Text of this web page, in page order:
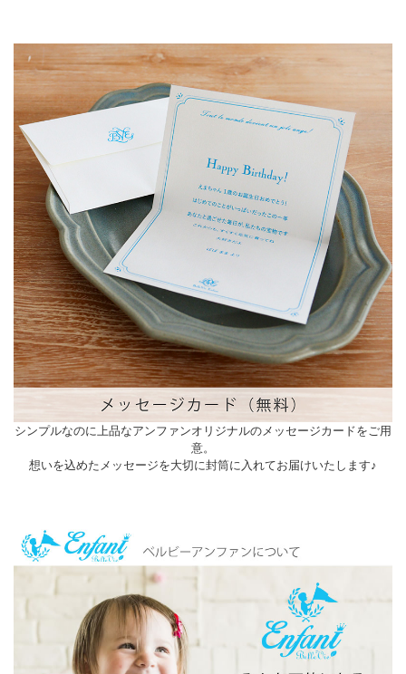
シンプルなのに上品なアンファンオリジナルのメッセージカードをご用
意。
想いを込めたメッセージを大切に封筒に入れてお届けいたします♪